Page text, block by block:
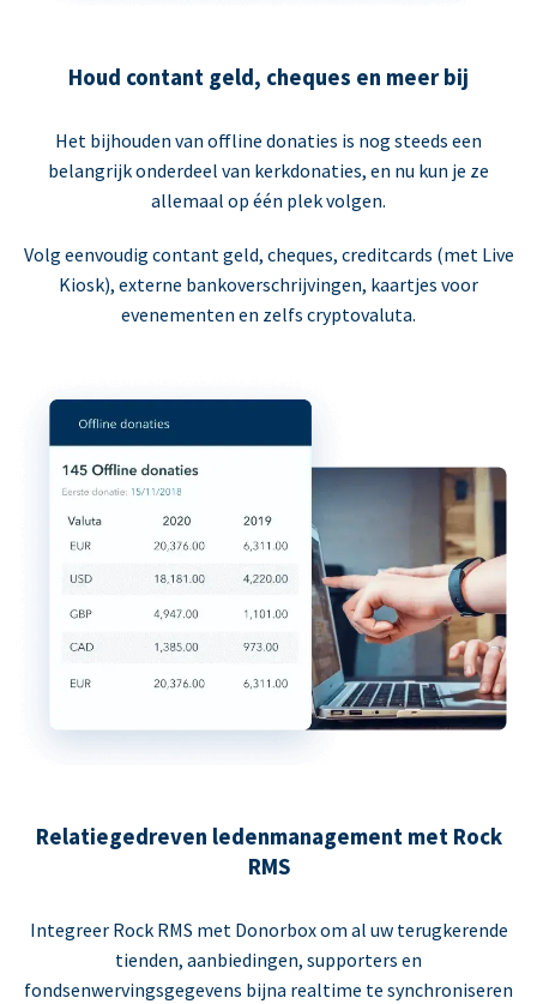
Houd contant geld, cheques en meer bij
Het bijhouden van offline donaties is nog steeds een
belangrijk onderdeel van kerkdonaties, en nu kun je ze
allemaal op één plek volgen.
Volg eenvoudig contant geld, cheques, creditcards (met Live
Kiosk), externe bankoverschrijvingen, kaartjes voor
evenementen en zelfs cryptovaluta.
Relatiegedreven ledenmanagement met Rock
RMS
Integreer Rock RMS met Donorbox om al uw terugkerende
tienden, aanbiedingen, supporters en
fondsenwervingsgegevens bijna realtime te synchroniseren